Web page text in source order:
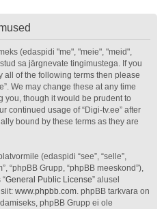
(edaspidi "me", "meie", "meid",
sa järgnevate tingimustega. If you
of the following terms then please
We may change these at any time
you, though it would be prudent to
continued usage of “Digi-tv.ee” after
bound by these terms as they are
(edaspidi “see”, “selle”,
“phpBB Grupp, “phpBB meeskond”),
General Public License” alusel
www.phpbb.com. phpBB tarkvara on
phpBB Grupp ei ole